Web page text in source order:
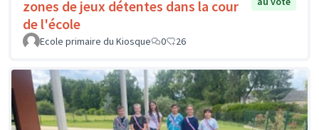
zones de jeux détentes dans la cour
de l'école
Ecole primaire du Kiosque 0 26